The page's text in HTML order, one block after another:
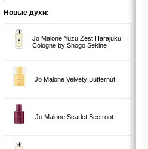
Новые духи:
Jo Malone Yuzu Zest Harajuku
Cologne by Shogo Sekine
Jo Malone Velvety Butternut
Jo Malone Scarlet Beetroot